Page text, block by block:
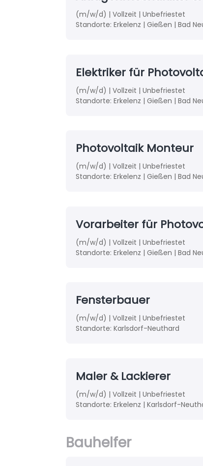
(m/w/d) | Vollzeit | Unbefriestet
Standorte: Erkelenz | Gießen | Bad
Elektriker für
(m/w/d) | Vollzeit | Unbefriestet
Standorte: Erkelenz | Gießen | Bad
Photovoltaik Monteur
(m/w/d) | Vollzeit | Unbefriestet
Standorte: Erkelenz | Gießen | Bad
Vorarbeiter für
(m/w/d) | Vollzeit | Unbefriestet
Standorte:Erkelenz | Gießen | Bad
Fensterbauer
(m/w/d) | Vollzeit | Unbefriestet
Standorte: Karlsdorf-Neuthard
Maler & Lackierer
(m/w/d) | Vollzeit | Unbefriestet
Standorte:Erkelenz | Karlsdorf-
Bauhelfer